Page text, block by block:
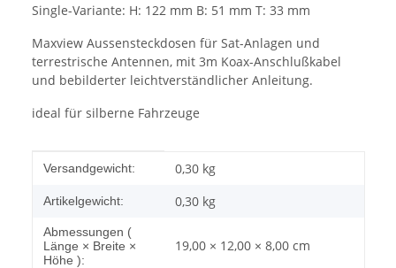
Single-Variante: H: 122 mm B: 51 mm T: 33 mm
Maxview Aussensteckdosen für Sat-Anlagen und
terrestrische Antennen, mit 3m Koax-Anschlußkabel
und bebilderter leichtverständlicher Anleitung.
ideal für silberne Fahrzeuge
Produkteigenschaft
Wert
Versandgewicht: 0,30 kg
Artikelgewicht: 0,30 kg
Abmessungen (
Länge × Breite ×
Höhe ):
19,00 × 12,00 × 8,00 cm